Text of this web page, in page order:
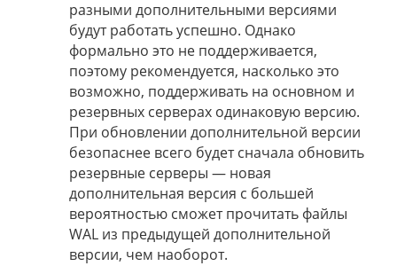
разными дополнительными версиями
будут работать успешно. Однако
формально это не поддерживается,
поэтому рекомендуется, насколько это
возможно, поддерживать на основном и
резервных серверах одинаковую версию.
При обновлении дополнительной версии
безопаснее всего будет сначала обновить
резервные серверы — новая
дополнительная версия с большей
вероятностью сможет прочитать файлы
WAL из предыдущей дополнительной
версии, чем наоборот.